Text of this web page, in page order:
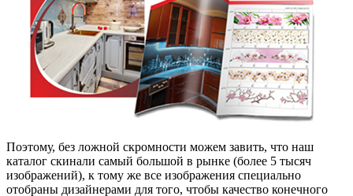
Поэтому, без ложной скромности можем завить, что наш
каталог скинали самый большой в рынке (более 5 тысяч
изображений), к тому же все изображения специально
отобраны дизайнерами для того, чтобы качество конечного